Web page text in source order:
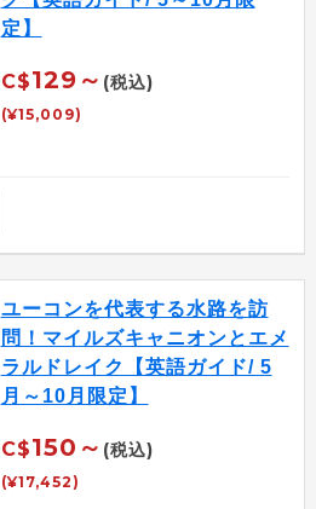
定】
C$129～ (税込)
(¥15,009)
ユーコンを代表する水路を訪
問！マイルズキャニオンとエメ
ラルドレイク【英語ガイド/ 5
月～10月限定】
C$150～ (税込)
(¥17,452)